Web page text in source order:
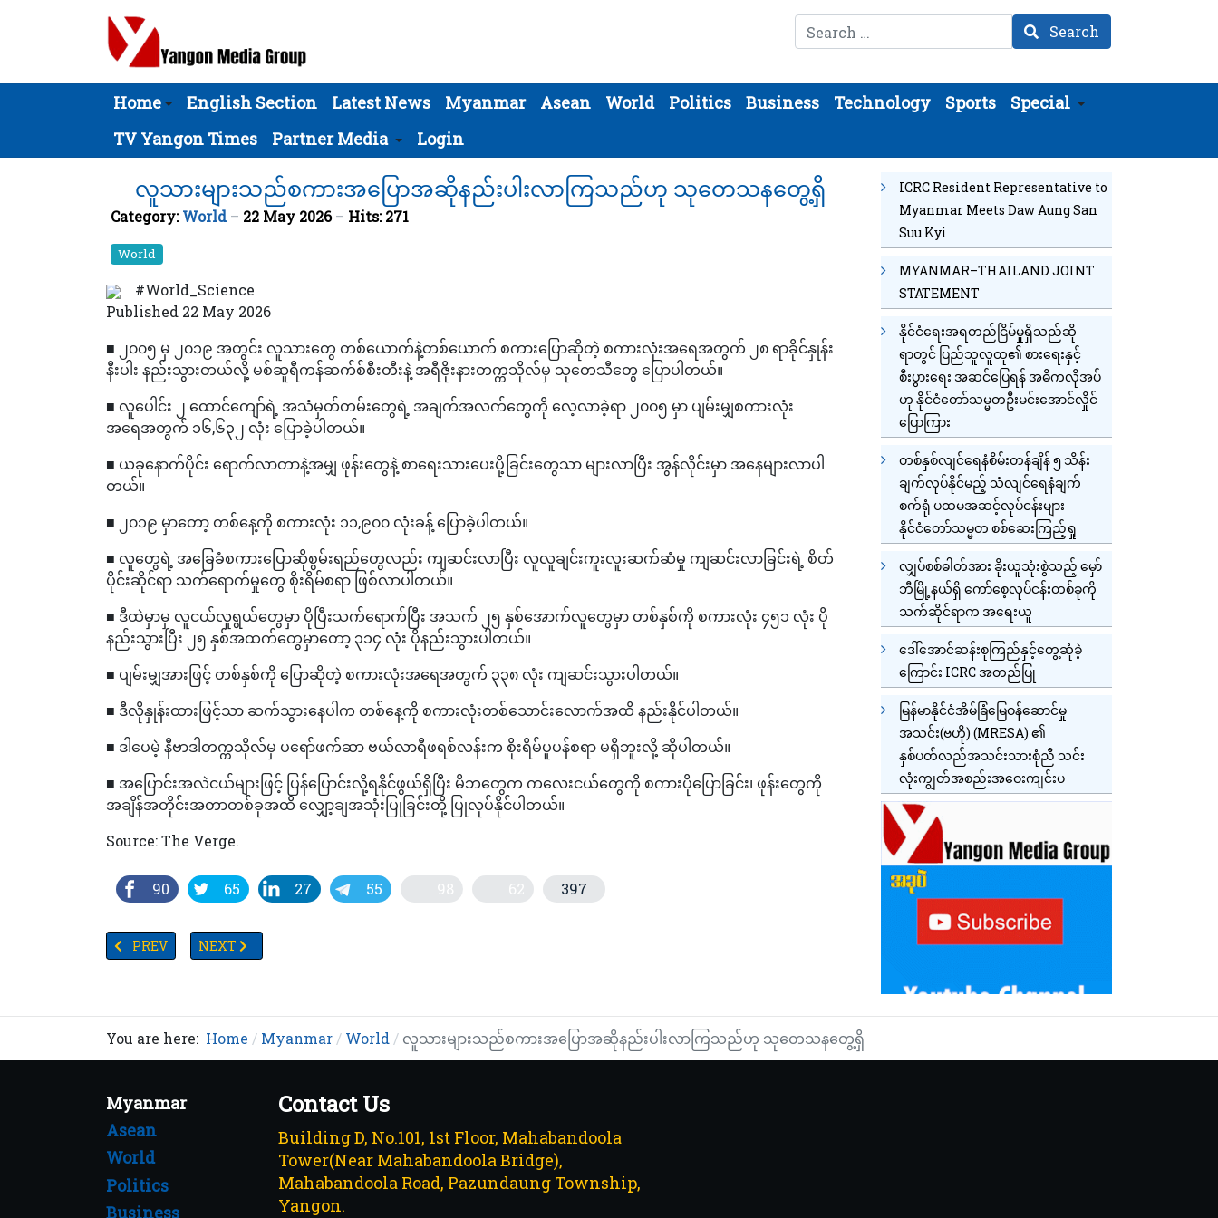
Search Search
Home English Section Latest News Myanmar Asean World Politics Business Technology Sports
Special
TV Yangon Times
Partner Media Login
လူသားများသည်စကားအပြောအဆိုနည်းပါးလာကြသည်ဟု သုတေသနတွေ့ရှိ
Category:World 22 May 2026 Hits: 271
World
#World_Science
Published 22 May 2026
■ ၂၀၀၅ မှ ၂၀၁၉ အတွင်း လူသားတွေ တစ်ယောက်နဲ့တစ်ယောက် စကားပြောဆိုတဲ့ စကားလုံးအရေအတွက် ၂၈ ရာခိုင်နှုန်း
နီးပါး နည်းသွားတယ်လို့ မစ်ဆူရီကန်ဆက်စ်စီးတီးနဲ့ အရီဇိုးနားတက္ကသိုလ်မှ သုတေသီတွေ ပြောပါတယ်။
■ လူပေါင်း ၂ ထောင်ကျော်ရဲ့ အသံမှတ်တမ်းတွေရဲ့ အချက်အလက်တွေကို လေ့လာခဲ့ရာ ၂၀၀၅ မှာ ပျမ်းမျှစကားလုံး
အရေအတွက် ၁၆,၆၃၂ လုံး ပြောခဲ့ပါတယ်။
■ ယခုနောက်ပိုင်း ရောက်လာတာနဲ့အမျှ ဖုန်းတွေနဲ့ စာရေးသားပေးပို့ခြင်းတွေသာ များလာပြီး အွန်လိုင်းမှာ အနေများလာပါ
တယ်။
■ ၂၀၁၉ မှာတော့ တစ်နေ့ကို စကားလုံး ၁၁,၉၀၀ လုံးခန့် ပြောခဲ့ပါတယ်။
■ လူတွေရဲ့ အခြေခံစကားပြောဆိုစွမ်းရည်တွေလည်း ကျဆင်းလာပြီး လူလူချင်းကူးလူးဆက်ဆံမှု ကျဆင်းလာခြင်းရဲ့ စိတ်
ပိုင်းဆိုင်ရာ သက်ရောက်မှုတွေ စိုးရိမ်စရာ ဖြစ်လာပါတယ်။
■ ဒီထဲမှာမှ လူငယ်လူရွယ်တွေမှာ ပိုပြီးသက်ရောက်ပြီး အသက် ၂၅ နှစ်အောက်လူတွေမှာ တစ်နှစ်ကို စကားလုံး ၄၅၁ လုံး ပို
နည်းသွားပြီး ၂၅ နှစ်အထက်တွေမှာတော့ ၃၁၄ လုံး ပိုနည်းသွားပါတယ်။
■ ပျမ်းမျှအားဖြင့် တစ်နှစ်ကို ပြောဆိုတဲ့ စကားလုံးအရေအတွက် ၃၃၈ လုံး ကျဆင်းသွားပါတယ်။
■ ဒီလိုနှုန်းထားဖြင့်သာ ဆက်သွားနေပါက တစ်နေ့ကို စကားလုံးတစ်သောင်းလောက်အထိ နည်းနိုင်ပါတယ်။
■ ဒါပေမဲ့ နီဗာဒါတက္ကသိုလ်မှ ပရော်ဖက်ဆာ ဗယ်လာရီဖရစ်လန်းက စိုးရိမ်ပူပန်စရာ မရှိဘူးလို့ ဆိုပါတယ်။
■ အပြောင်းအလဲငယ်များဖြင့် ပြန်ပြောင်းလို့ရနိုင်ဖွယ်ရှိပြီး မိဘတွေက ကလေးငယ်တွေကို စကားပိုပြောခြင်း၊ ဖုန်းတွေကို
အချိန်အတိုင်းအတာတစ်ခုအထိ လျှော့ချအသုံးပြုခြင်းတို့ ပြုလုပ်နိုင်ပါတယ်။
Source: The Verge.
90 65 27 55 98 62 397
PREVIOUS ARTICLE: သန့်စင်ယူရေနီယံများ အီရန်၌သာဆက်ရှိရမည်
PREV NEXT ARTICLE: ခန္ဓာကိုယ်တွင်းဇီဝသက်တမ်းနုပျိုစေနိုင်မည့်အလေ့အကျင့်များ
NEXT
ICRC Resident Representative to
Myanmar Meets Daw Aung San
Suu Kyi
MYANMAR–THAILAND JOINT
STATEMENT
နိုင်ငံရေးအရတည်ငြိမ်မှုရှိသည်ဆို
ရာတွင် ပြည်သူလူထု၏ စားရေးနှင့်
စီးပွားရေး အဆင်ပြေရန် အဓိကလိုအပ်
ဟု နိုင်ငံတော်သမ္မတဦးမင်းအောင်လှိုင်
ပြောကြား
တစ်နှစ်လျင်ရေနံစိမ်းတန်ချိန် ၅ သိန်း
ချက်လုပ်နိုင်မည့် သံလျင်ရေနံချက်
စက်ရုံ ပထမအဆင့်လုပ်ငန်းများ
နိုင်ငံတော်သမ္မတ စစ်ဆေးကြည့်ရှု
လျှပ်စစ်ဓါတ်အား ခိုးယူသုံးစွဲသည့် မှော်
ဘီမြို့နယ်ရှိ ကော်စေ့လုပ်ငန်းတစ်ခုကို
သက်ဆိုင်ရာက အရေးယူ
ဒေါ်အောင်ဆန်းစုကြည်နှင့်တွေ့ဆုံခဲ့
ကြောင်း ICRC အတည်ပြု
မြန်မာနိုင်ငံအိမ်ခြံမြေဝန်ဆောင်မှု
အသင်း(ဗဟို) (MRESA) ၏
နှစ်ပတ်လည်အသင်းသားစုံညီ သင်း
လုံးကျွတ်အစည်းအဝေးကျင်းပ
You are here: Home Myanmar World လူသားများသည်စကားအပြောအဆိုနည်းပါးလာကြသည်ဟု သုတေသနတွေ့ရှိ
Myanmar
Asean
World
Politics
Business
Contact Us
Building D, No.101, 1st Floor, Mahabandoola
Tower(Near Mahabandoola Bridge),
Mahabandoola Road, Pazundaung Township,
Yangon.